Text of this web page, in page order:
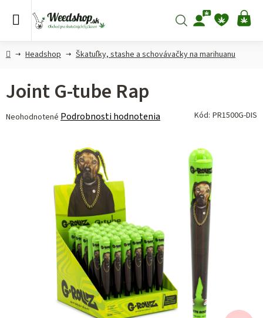
Hľadať
DomovHeadshop Škatuľky, stashe a schovávačky na marihuanu
Joint G-tube Rap
Priemerné
Neohodnotené Podrobnosti hodnotenia Kód: PR1500G-DIS